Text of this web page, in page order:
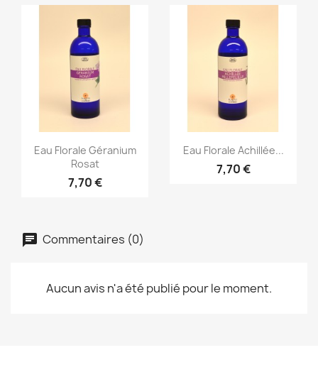
 Aperçu rapide
Eau Florale Géranium
Rosat
7,70 €
 Aperçu rapide
Eau Florale Achillée...
7,70 €
Commentaires (0)
Aucun avis n'a été publié pour le moment.